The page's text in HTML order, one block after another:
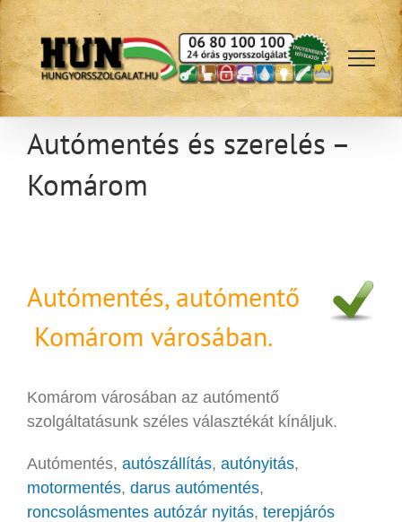
Kihagyás
Autómentés és szerelés –
Komárom
Autómentés, autómentő
Komárom városában.
Komárom városában az autómentő
szolgáltatásunk széles választékát kínáljuk.
Autómentés, autószállítás, autónyitás,
motormentés, darus autómentés,
roncsolásmentes autózár nyitás, terepjárós